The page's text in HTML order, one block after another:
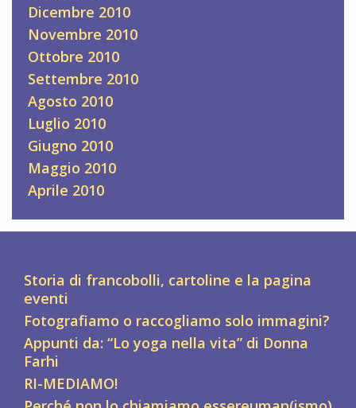
Dicembre 2010
Novembre 2010
Ottobre 2010
Settembre 2010
Agosto 2010
Luglio 2010
Giugno 2010
Maggio 2010
Aprile 2010
Storia di francobolli, cartoline e la pagina
eventi
Fotografiamo o raccogliamo solo immagini?
Appunti da: “Lo yoga nella vita” di Donna
Farhi
RI-MEDIAMO!